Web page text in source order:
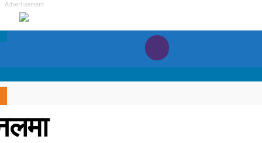
Advertisement